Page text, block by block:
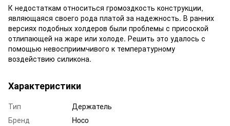
К недостаткам относиться громоздкость конструкции,
являющаяся своего рода платой за надежность. В ранних
версиях подобных холдеров были проблемы с присоской
отлипающей на жаре или холоде. Решить это удалось с
помощью невосприимчивого к температурному
воздействию силикона.
Характеристики
Тип
Держатель
Бренд
Hoco